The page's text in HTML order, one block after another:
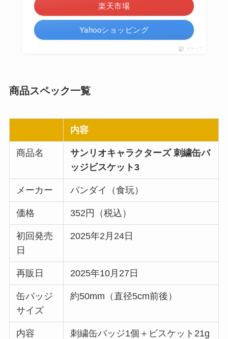
楽天市場
Yahooショッピング
ポチップ
商品スペック一覧
内容
商品名
サンリオキャラクターズ 刺繍缶バ
ッジビスケット3
メーカー バンダイ（食玩）
価格 352円（税込）
初回発売
日
2025年2月24日
再販日 2025年10月27日
缶バッジ
サイズ
約50mm（直径5cm前後）
内容 刺繍缶バッジ1個＋ビスケット21g